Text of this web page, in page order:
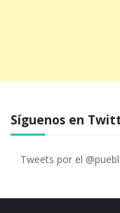
Síguenos en
Tweets por el